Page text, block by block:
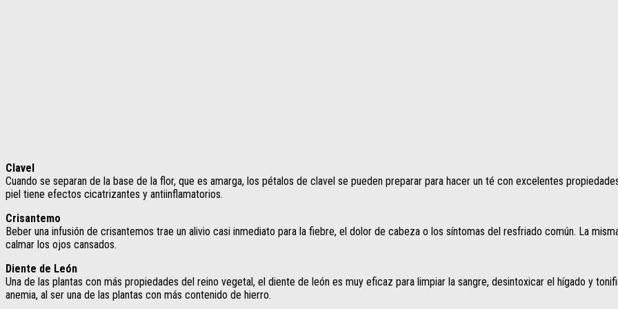
Clavel
Cuando se separan de la base de la flor, que es amarga, los pétalos de clavel se pueden preparar para hacer un té con excelentes
piel tiene efectos cicatrizantes y antiinflamatorios.
Crisantemo
Beber una infusión de crisantemos trae un alivio casi inmediato para la fiebre, el dolor de cabeza o los síntomas del resfriado común. La
calmar los ojos cansados.
Diente de León
Una de las plantas con más propiedades del reino vegetal, el diente de león es muy eficaz para limpiar la sangre, desintoxicar el hígado y
anemia, al ser una de las plantas con más contenido de hierro.